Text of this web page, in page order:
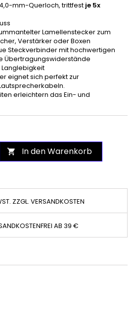
mm-Querloch, trittfest je 5x
Lamellenstecker zum
Verstärker oder Boxen
Steckverbinder mit hochwertigen
Übertragungswiderstände
eignet sich perfekt zur
erleichtern das Ein- und
 In den Warenkorb
ZZGL. VERSANDKOSTEN
AB 39 €